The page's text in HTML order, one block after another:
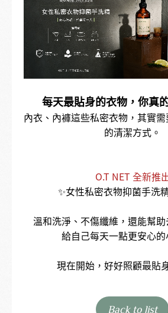
每天最貼身的衣物，你真
內衣、內褲這些私密衣物，其實
的清潔方式。
O.T NET 全新推
✨女性私密衣物抑菌手洗
溫和洗淨、不傷纖維，還能幫
給自己每天一點更安心的
現在開始，好好照顧最貼
Back to list